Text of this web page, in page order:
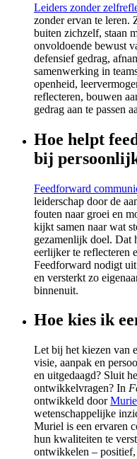
Leiders zonder
zonder ervan te leren.
buiten zichzelf, staan
onvoldoende bewust
defensief gedrag,
samenwerking in
openheid,
reflecteren, bouwen
gedrag aan te passen
Hoe helpt
bij
Feedforward
leiderschap door de
fouten naar groei en
kijkt samen naar wat
gezamenlijk doel. Dat
eerlijker te reflecteren
Feedforward nodigt
en versterkt zo
binnenuit.
Hoe kies ik
Let bij het kiezen van
visie, aanpak en
en uitgedaagd? Sluit
ontwikkelvragen? In
ontwikkeld door
wetenschappelijke
Muriel is een ervaren
hun kwaliteiten te
ontwikkelen – positief,